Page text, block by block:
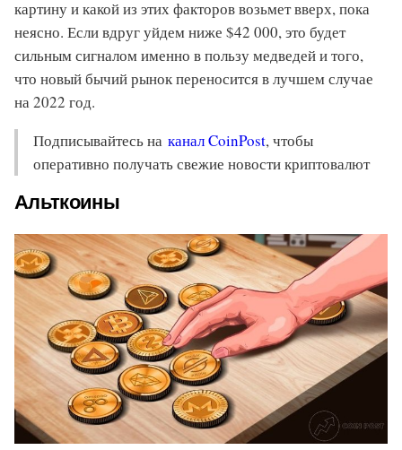
картину и какой из этих факторов возьмет вверх, пока
неясно. Если вдруг уйдем ниже $42 000, это будет
сильным сигналом именно в пользу медведей и того,
что новый бычий рынок переносится в лучшем случае
на 2022 год.
Подписывайтесь на канал CoinPost, чтобы
оперативно получать свежие новости криптовалют
Альткоины